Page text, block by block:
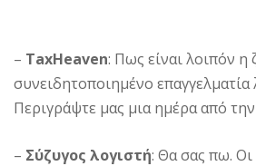
– TaxHeaven: Πως είναι λοιπόν η
συνειδητοποιημένο επαγγελματία
Περιγράψτε μας μια ημέρα από
– Σύζυγος λογιστή: Θα σας πω. Οι